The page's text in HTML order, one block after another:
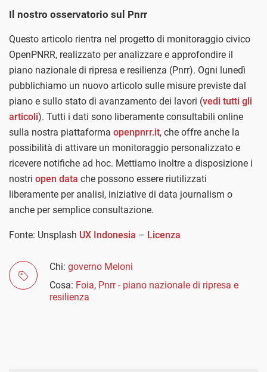
Il nostro osservatorio sul Pnrr
Questo articolo rientra nel progetto di monitoraggio civico
OpenPNRR, realizzato per analizzare e approfondire il
piano nazionale di ripresa e resilienza (Pnrr). Ogni lunedì
pubblichiamo un nuovo articolo sulle misure previste dal
piano e sullo stato di avanzamento dei lavori (vedi tutti gli
articoli). Tutti i dati sono liberamente consultabili online
sulla nostra piattaforma openpnrr.it, che offre anche la
possibilità di attivare un monitoraggio personalizzato e
ricevere notifiche ad hoc. Mettiamo inoltre a disposizione i
nostri open data che possono essere riutilizzati
liberamente per analisi, iniziative di data journalism o
anche per semplice consultazione.
Fonte: Unsplash UX Indonesia – Licenza
Chi: governo Meloni
Cosa: Foia, Pnrr - piano nazionale di ripresa e
resilienza